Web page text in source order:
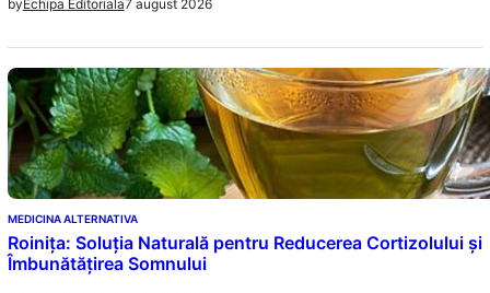
byEchipa Editoriala7 august 2026
MEDICINA ALTERNATIVA
Roinița: Soluția Naturală pentru Reducerea Cortizolului și
Îmbunătățirea Somnului